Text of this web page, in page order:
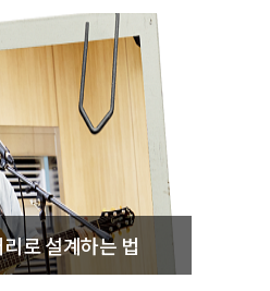
로 설계하는 법